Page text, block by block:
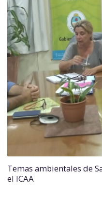
Temas ambientales de
el ICAA